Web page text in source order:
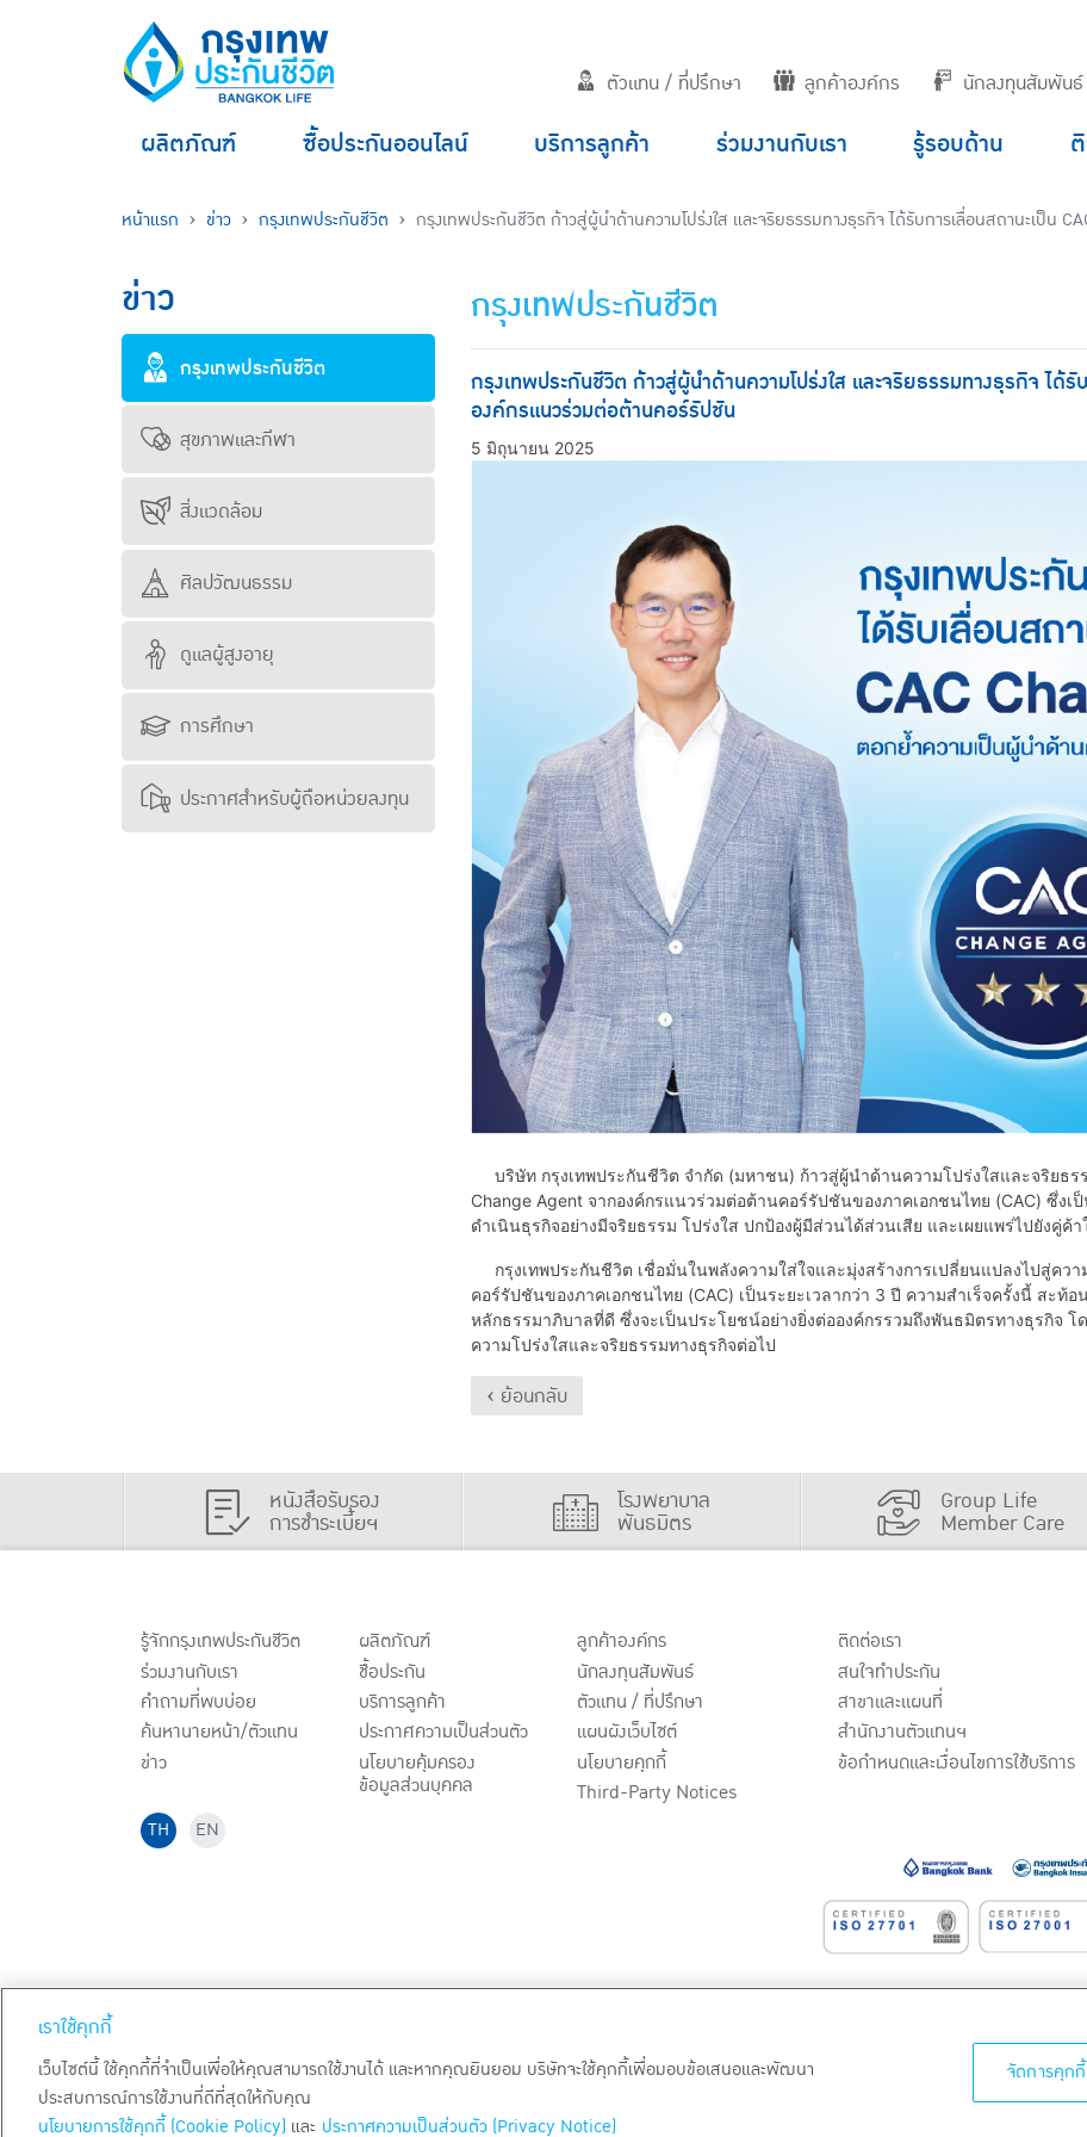
ตัวแทน / ที่ปรึกษา ลูกค้าองค์กร นักลงทุนสัมพันธ์
ผลิตภัณฑ์ ซื้อประกันออนไลน์ บริการลูกค้า ร่วมงานกับเรา รู้รอบด้าน
หน้าแรก ข่าว กรุงเทพประกันชีวิต กรุงเทพประกันชีวิต ก้าวสู่ผู้นำด้านความโปร่งใส และจริยธรรมทางธุรกิจ ได้รับการเลื่อนสถานะเป็น
ข่าว
กรุงเทพประกันชีวิต
สุขภาพและกีฬา
สิ่งแวดล้อม
ศิลปวัฒนธรรม
ดูแลผู้สูงอายุ
การศึกษา
ประกาศสำหรับผู้ถือหน่วยลงทุน
กรุงเทพประกันชีวิต
กรุงเทพประกันชีวิต ก้าวสู่ผู้นำด้านความโปร่งใส และจริยธรรมทางธุรกิจ ได้
องค์กรแนวร่วมต่อต้านคอร์รัปชัน
5 มิถุนายน 2025
บริษัท กรุงเทพประกันชีวิต จำกัด (มหาชน) ก้าวสู่ผู้นำด้านความโปร่งใสและจริยธร
Change Agent จากองค์กรแนวร่วมต่อต้านคอร์รัปชันของภาคเอกชนไทย (CAC) ซึ่ง
ดำเนินธุรกิจอย่างมีจริยธรรม โปร่งใส ปกป้องผู้มีส่วนได้ส่วนเสีย และเผยแพร่ไปยังคู่ค้
กรุงเทพประกันชีวิต เชื่อมั่นในพลังความใส่ใจและมุ่งสร้างการเปลี่ยนแปลงไปสู่คว
คอร์รัปชันของภาคเอกชนไทย (CAC) เป็นระยะเวลากว่า 3 ปี ความสำเร็จครั้งนี้ สะท้อ
หลักธรรมาภิบาลที่ดี ซึ่งจะเป็นประโยชน์อย่างยิ่งต่อองค์กรรวมถึงพันธมิตรทางธุรกิจ
ความโปร่งใสและจริยธรรมทางธุรกิจต่อไป
‹ ย้อนกลับ
หนังสือรับรอง
การชำระเบี้ยฯ
โรงพยาบาล
พันธมิตร
Group Life
Member Care
รู้จักกรุงเทพประกันชีวิต
ร่วมงานกับเรา
คำถามที่พบบ่อย
ค้นหานายหน้า/ตัวแทน
ข่าว
ผลิตภัณฑ์
ชื้อประกัน
บริการลูกค้า
ประกาศความเป็นส่วนตัว
นโยบายคุ้มครอง
ข้อมูลส่วนบุคคล
ลูกค้าองค์กร
นักลงทุนสัมพันธ์
ตัวแทน / ที่ปรึกษา
แผนผังเว็บไซต์
นโยบายคุกกี้
Third-Party Notices
ติดต่อเรา
สนใจทำประกัน
สาขาและแผนที่
สำนักงานตัวแทนฯ
ข้อกำหนดและเงื่อนไขการใช้บริการ
TH EN
เราใช้คุกกี้
เว็บไซต์นี้ ใช้คุกกี้ที่จำเป็นเพื่อให้คุณสามารถใช้งานได้ และหากคุณยินยอม บริษัทจะใช้คุกกี้เพื่อมอบข้อเสนอและพัฒนา
ประสบการณ์การใช้งานที่ดีที่สุดให้กับคุณ
นโยบายการใช้คุกกี้ (Cookie Policy) และ ประกาศความเป็นส่วนตัว (Privacy Notice)
จัดการคุกกี้